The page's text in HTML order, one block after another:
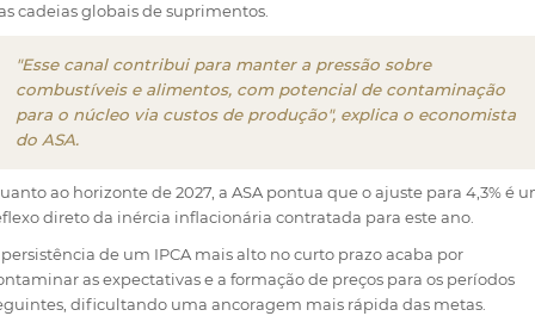
cadeias globais de suprimentos.
"Esse canal contribui para manter a pressão sobre
combustíveis e alimentos, com potencial de contaminação
para o núcleo via custos de produção", explica o economista
do ASA.
ao horizonte de 2027, a ASA pontua que o ajuste para 4,3% é
direto da inércia inflacionária contratada para este ano.
persistência de um IPCA mais alto no curto prazo acaba por
as expectativas e a formação de preços para os períodos
dificultando uma ancoragem mais rápida das metas.